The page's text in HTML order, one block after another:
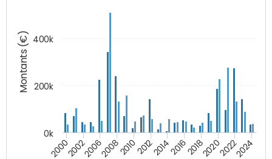
Montants (€)
200020022006200820102012201420162018202020222024
0k
200k
400k